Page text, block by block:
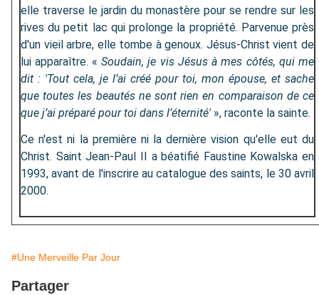
elle traverse le jardin du monastère pour se rendre sur les
rives du petit lac qui prolonge la propriété. Parvenue près
d'un vieil arbre, elle tombe à genoux. Jésus-Christ vient de
lui apparaître. « Soudain, je vis Jésus à mes côtés, qui me
dit : 'Tout cela, je l’ai créé pour toi, mon épouse, et sache
que toutes les beautés ne sont rien en comparaison de ce
que j’ai préparé pour toi dans l’éternité' », raconte la sainte.
Ce n'est ni la première ni la dernière vision qu'elle eut du
Christ. Saint Jean-Paul II a béatifié Faustine Kowalska en
1993, avant de l'inscrire au catalogue des saints, le 30 avril
2000.
#Une Merveille Par Jour
Partager